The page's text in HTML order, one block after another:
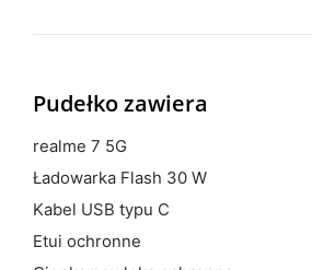
Pudełko zawiera
realme 7 5G
Ładowarka Flash 30 W
Kabel USB typu C
Etui ochronne